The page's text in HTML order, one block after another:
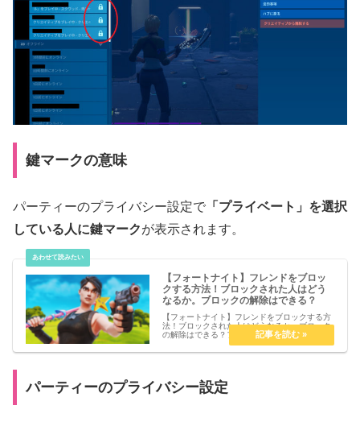
鍵マークの意味
パーティーのプライバシー設定で 「プライベート」を選択
している人に鍵マークが表示されます。
【フォートナイト】フレンドをブロッ
クする方法！ブロックされた人はどう
なるか。ブロックの解除はできる？
【フォートナイト】フレンドをブロックする方
法！ブロックされた人はどうなるか。ブロック
の解除はできる？フレンドをブロックする方法
フレンド欄からブロックしたいフレンドを選択
エピックIDの下にある「ミュート」「フレンド
パーティーのプライバシー設定